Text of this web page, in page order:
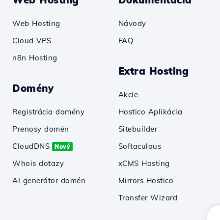
Web Hosting
Cloud VPS
n8n Hosting
Domény
Registrácia domény
Prenosy domén
CloudDNS
Nový
Whois dotazy
AI generátor domén
Návody
FAQ
Extra Hosting
Akcie
Hostico Aplikácia
Sitebuilder
Softaculous
xCMS Hosting
Mirrors Hostico
Transfer Wizard